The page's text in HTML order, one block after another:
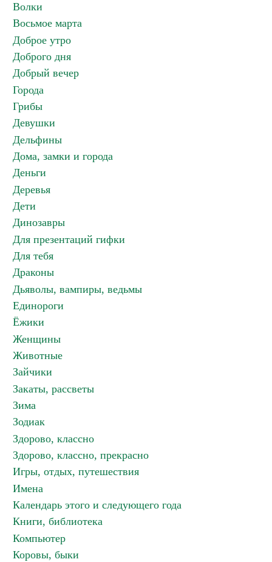
Волки
Восьмое марта
Доброе утро
Доброго дня
Добрый вечер
Города
Грибы
Девушки
Дельфины
Дома, замки и города
Деньги
Деревья
Дети
Динозавры
Для презентаций гифки
Для тебя
Драконы
Дьяволы, вампиры, ведьмы
Единороги
Ёжики
Женщины
Животные
Зайчики
Закаты, рассветы
Зима
Зодиак
Здорово, классно
Здорово, классно, прекрасно
Игры, отдых, путешествия
Имена
Календарь этого и следующего года
Книги, библиотека
Компьютер
Коровы, быки